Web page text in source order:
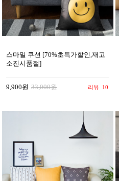
스마일 쿠션 [70%초특가할인,재고
소진시품절]
9,900원 33,000원 리뷰 10